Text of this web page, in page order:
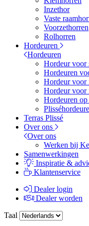
Inzethor
Vaste
Voorzethorren
Rolhorren
Hordeuren
Hordeuren
Hordeur voor
Hordeuren
Hordeur voor
Hordeur voor
Hordeuren op
Terras Plissé
Over ons
Over ons
Werken bij
Samenwerkingen
Inspiratie &
Klantenservice
Dealer login
Dealer worden
Taal